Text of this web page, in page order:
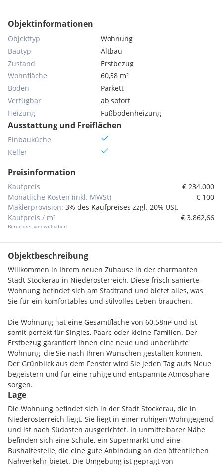
Objektinformationen
Objekttyp
Wohnung
Bautyp
Altbau
Zustand
Erstbezug
Wohnfläche
60,58 m²
Böden
Parkett
Verfügbar
ab sofort
Heizung
Fußbodenheizung
Ausstattung und Freiflächen
Einbauküche
Keller
Preisinformation
Kaufpreis
€ 234.000
Monatliche Kosten (inkl. MWSt)
€ 100
Maklerprovision: 3% des Kaufpreises zzgl. 20% USt.
Kaufpreis / m²
Berechnet von willhaben
€ 3.862,66
Objektbeschreibung
Willkommen in Ihrem neuen Zuhause in der charmanten
Stadt Stockerau in Niederösterreich. Diese frisch sanierte
Wohnung befindet sich am Stadtrand und bietet alles, was
Sie für ein komfortables und stilvolles Leben brauchen.
Die Wohnung hat eine Gesamtfläche von 60.58m² und ist
somit perfekt für Singles, Paare oder kleine Familien. Der
Erstbezug garantiert Ihnen eine neue und unberührte
Wohnung, die Sie nach Ihren Wünschen gestalten können.
Der Grünblick aus dem Fenster wird Sie jeden Tag aufs Neue
begeistern und für eine ruhige und entspannte Atmosphäre
sorgen.
Beim Betreten der Wohnung werden Sie von hochwertigen
Fliesen und Parkettböden begrüßt, die nicht nur langlebig
sind, sondern auch für eine warme und einladende
Atmosphäre sorgen. Die Wohnung verfügt über eine
Gasheizung und eine Fußbodenheizung, die für eine
angenehme Temperatur und niedrige Heizkosten sorgen. Die
Lage
Die Wohnung befindet sich in der Stadt Stockerau, die in
Niederösterreich liegt. Sie liegt in einer ruhigen Wohngegend
und ist nach Südosten ausgerichtet. In unmittelbarer Nähe
befinden sich eine Schule, ein Supermarkt und eine
Bushaltestelle, die eine gute Anbindung an den öffentlichen
Nahverkehr bietet. Die Umgebung ist geprägt von